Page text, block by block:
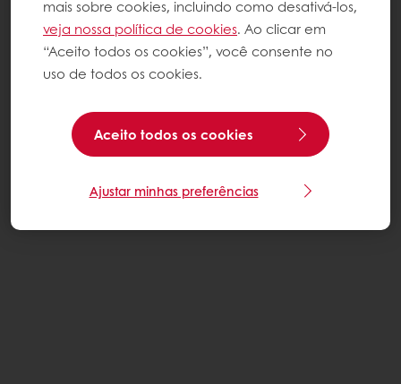
mais sobre cookies, incluindo como desativá-los,
veja nossa política de cookies. Ao clicar em
“Aceito todos os cookies”, você consente no
uso de todos os cookies.
Aceito todos os cookies
Ajustar minhas preferências